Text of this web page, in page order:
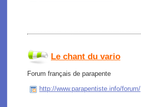
Le chant du vario
Forum français de parapente
http://www.parapentiste.info/forum/